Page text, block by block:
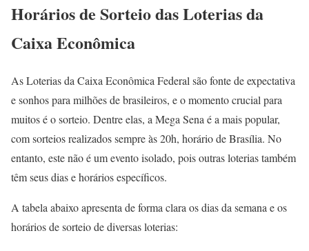
Horários de Sorteio das Loterias da
Caixa Econômica
As Loterias da Caixa Econômica Federal são fonte de expectativa
e sonhos para milhões de brasileiros, e o momento crucial para
muitos é o sorteio. Dentre elas, a Mega Sena é a mais popular,
com sorteios realizados sempre às 20h, horário de Brasília. No
entanto, este não é um evento isolado, pois outras loterias também
têm seus dias e horários específicos.
A tabela abaixo apresenta de forma clara os dias da semana e os
horários de sorteio de diversas loterias: